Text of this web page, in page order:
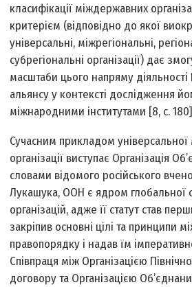
класифікації міждержавних
критерієм (відповідно до якої
універсальні, міжрегіональні,
субрегіональні організації) дає
масштаби цього напряму діяльності
альянсу у контексті дослідження
міжнародними інститутами [8, c.
Сучасним прикладом
організації виступає Організація
словами відомого російського
Лукашука, ООН є ядром глобальної
організацій, адже її статут став
закріпив основні цілі та принципи
правопорядку і надав їм
Співпраця між Організацією
договору та Організацією